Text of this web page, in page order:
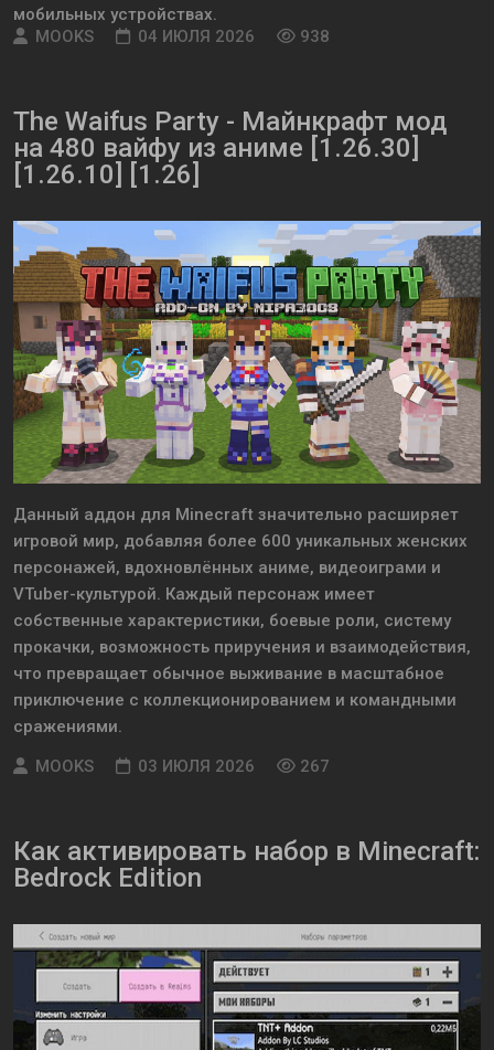
мобильных устройствах.
MOOKS
04 ИЮЛЯ 2026 938
The Waifus Party - Майнкрафт мод
на 480 вайфу из аниме [1.26.30]
[1.26.10] [1.26]
Данный аддон для Minecraft значительно расширяет
игровой мир, добавляя более 600 уникальных женских
персонажей, вдохновлённых аниме, видеоиграми и
VTuber-культурой. Каждый персонаж имеет
собственные характеристики, боевые роли, систему
прокачки, возможность приручения и взаимодействия,
что превращает обычное выживание в масштабное
приключение с коллекционированием и командными
сражениями.
MOOKS
03 ИЮЛЯ 2026 267
Как активировать набор в Minecraft:
Bedrock Edition